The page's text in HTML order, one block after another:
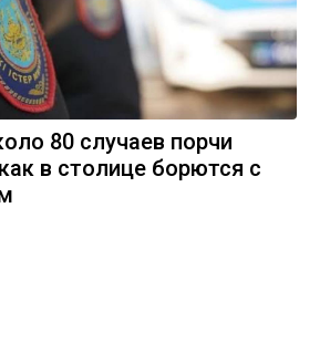
80 случаев порчи
в столице борются с